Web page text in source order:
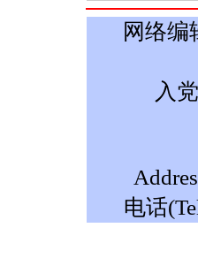
网络编
入
电话